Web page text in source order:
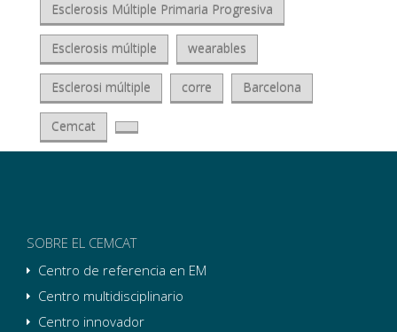
Esclerosis Múltiple Primaria Progresiva
Esclerosis múltiple wearables
Esclerosi múltiple corre Barcelona
Cemcat
SOBRE EL CEMCAT
Centro de referencia en EM
Centro multidisciplinario
Centro innovador